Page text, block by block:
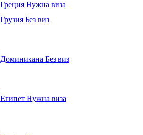
Греция Нужна виза
Грузия Без виз
Доминикана Без виз
Египет Нужна виза